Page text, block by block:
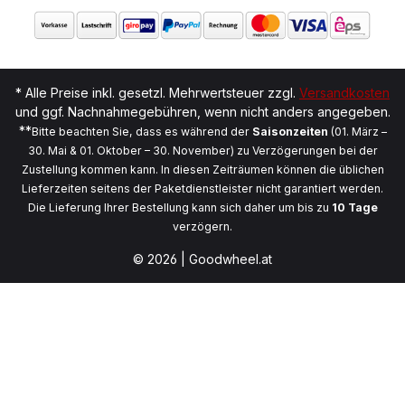
* Alle Preise inkl. gesetzl. Mehrwertsteuer zzgl. Versandkosten
und ggf. Nachnahmegebühren, wenn nicht anders angegeben.
**Bitte beachten Sie, dass es während der Saisonzeiten (01. März –
30. Mai & 01. Oktober – 30. November) zu Verzögerungen bei der
Zustellung kommen kann. In diesen Zeiträumen können die üblichen
Lieferzeiten seitens der Paketdienstleister nicht garantiert werden.
Die Lieferung Ihrer Bestellung kann sich daher um bis zu 10 Tage
verzögern.
© 2026 | Goodwheel.at